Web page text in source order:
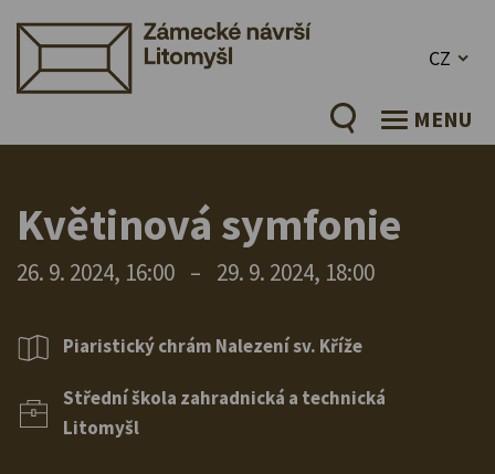
CZ
MENU
Květinová symfonie
26. 9. 2024, 16:00 – 29. 9. 2024, 18:00
Piaristický chrám Nalezení sv. Kříže
Střední škola zahradnická a technická
Litomyšl